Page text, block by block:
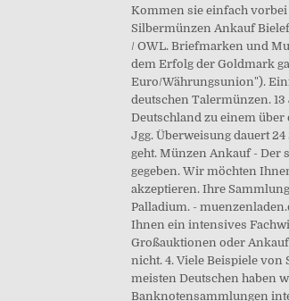
Kommen sie einfach vorbei
Silbermünzen Ankauf
/ OWL. Briefmarken und
dem Erfolg der Goldmark
Euro/Währungsunion").
deutschen Talermünzen.
Deutschland zu einem
Jgg. Überweisung dauert
geht. Münzen Ankauf - Der
gegeben. Wir möchten
akzeptieren. Ihre
Palladium. -
Ihnen ein intensives
Großauktionen oder
nicht. 4. Viele Beispiele
meisten Deutschen haben
Banknotensammlungen